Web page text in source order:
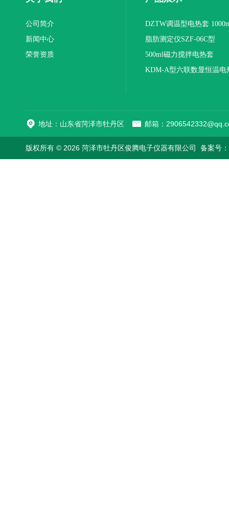
公司简介
新闻中心
荣誉资质
DZTW调温型电热套
联
脂肪测定仪SZF-06C型
500ml磁力搅拌电热套
KDM-A型六联数显恒温电
地址：山东省菏泽市牡丹区 邮箱：
版权所有 © 2026 菏泽市牡丹区俊腾电子仪器有限公司 备案号